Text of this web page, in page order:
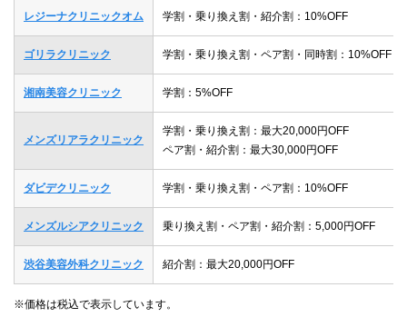
レジーナクリニックオム 学割・乗り換え割・紹介割：10%OFF
ゴリラクリニック 学割・乗り換え割・ペア割・同時割：10%OFF
湘南美容クリニック 学割：5%OFF
メンズリアラクリニック
学割・乗り換え割：最大20,000円OFF
ペア割・紹介割：最大30,000円OFF
ダビデクリニック 学割・乗り換え割・ペア割：10%OFF
メンズルシアクリニック 乗り換え割・ペア割・紹介割：5,000円OFF
渋谷美容外科クリニック 紹介割：最大20,000円OFF
※価格は税込で表示しています。